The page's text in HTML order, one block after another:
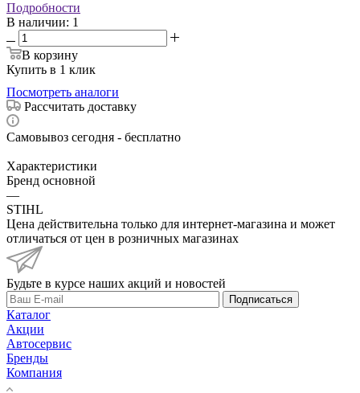
Подробности
В наличии: 1
В корзину
Купить в 1 клик
Посмотреть аналоги
Рассчитать доставку
Самовывоз сегодня - бесплатно
Характеристики
Бренд основной
—
STIHL
Цена действительна только для интернет-магазина и может
отличаться от цен в розничных магазинах
Будьте в курсе наших акций и новостей
Подписаться
Каталог
Акции
Автосервис
Бренды
Компания